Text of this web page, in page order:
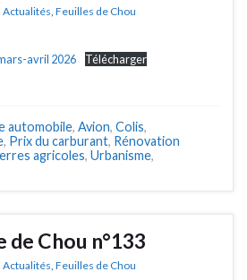
Actualités, Feuilles de Chou
avril 2026 Télécharger
automobile, Avion, Colis,
, Prix du carburant, Rénovation
agricoles, Urbanisme,
de Chou n°133
Actualités Feuilles de Chou